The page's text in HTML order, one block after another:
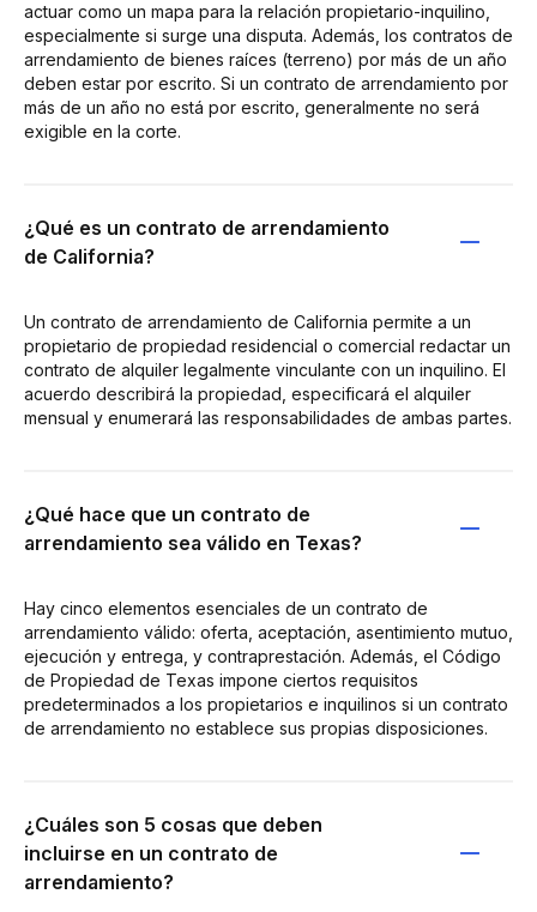
actuar como un mapa para la relación propietario-inquilino,
especialmente si surge una disputa. Además, los contratos de
arrendamiento de bienes raíces (terreno) por más de un año
deben estar por escrito. Si un contrato de arrendamiento por
más de un año no está por escrito, generalmente no será
exigible en la corte.
¿Qué es un contrato de arrendamiento
de California?
Un contrato de arrendamiento de California permite a un
propietario de propiedad residencial o comercial redactar un
contrato de alquiler legalmente vinculante con un inquilino. El
acuerdo describirá la propiedad, especificará el alquiler
mensual y enumerará las responsabilidades de ambas partes.
¿Qué hace que un contrato de
arrendamiento sea válido en Texas?
Hay cinco elementos esenciales de un contrato de
arrendamiento válido: oferta, aceptación, asentimiento mutuo,
ejecución y entrega, y contraprestación. Además, el Código
de Propiedad de Texas impone ciertos requisitos
predeterminados a los propietarios e inquilinos si un contrato
de arrendamiento no establece sus propias disposiciones.
¿Cuáles son 5 cosas que deben
incluirse en un contrato de
arrendamiento?